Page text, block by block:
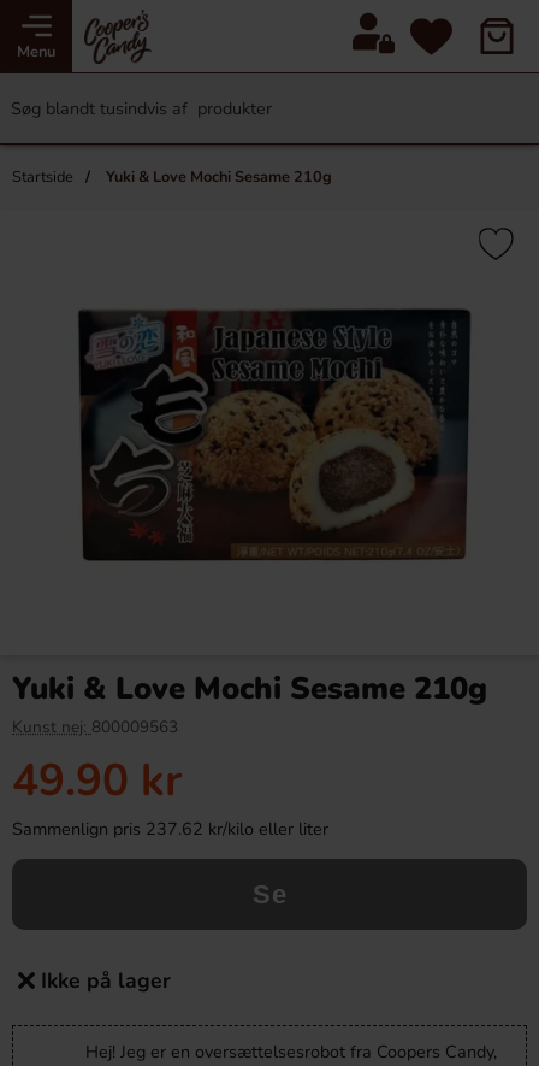
Menu
Startside Yuki & Love Mochi Sesame 210g
Yuki & Love Mochi Sesame 210g
Kunst nej: 800009563
49.90 kr
Sammenlign pris 237.62 kr/kilo eller liter
Se
Ikke på lager
Hej! Jeg er en oversættelsesrobot fra Coopers Candy,